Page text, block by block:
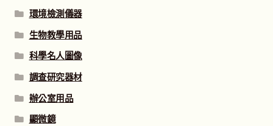
環境檢測儀器
生物教學用品
科學名人圖像
調查研究器材
辦公室用品
顯微鏡